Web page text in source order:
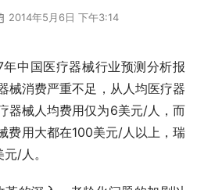
2014年5月6日 下午3:14
械消费严重不足，从人均医疗器
器械人均费用仅为6美元/人，而
费用大都在100美元/人以上，瑞
/人。